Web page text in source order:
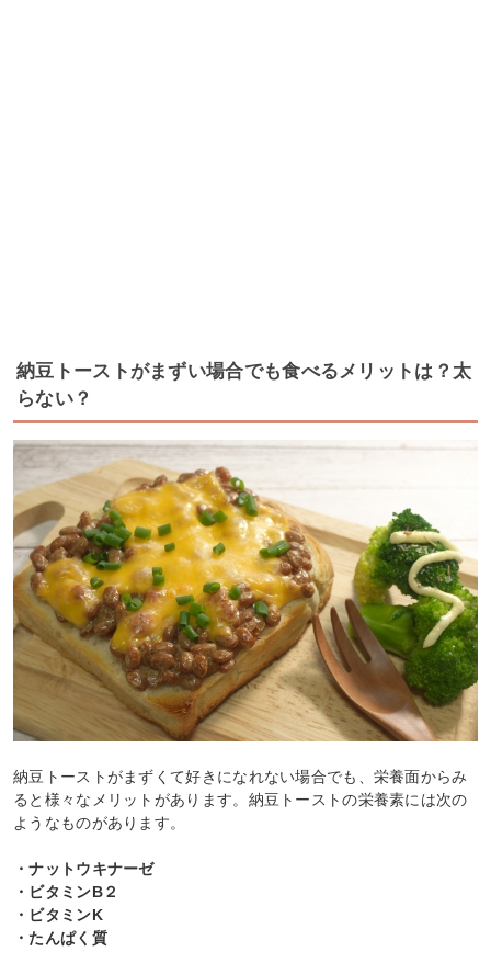
納豆トーストがまずい場合でも食べるメリットは？太
らない？
納豆トーストがまずくて好きになれない場合でも、栄養面からみ
ると様々なメリットがあります。納豆トーストの栄養素には次の
ようなものがあります。
・ナットウキナーゼ
・ビタミンB２
・ビタミンK
・たんぱく質